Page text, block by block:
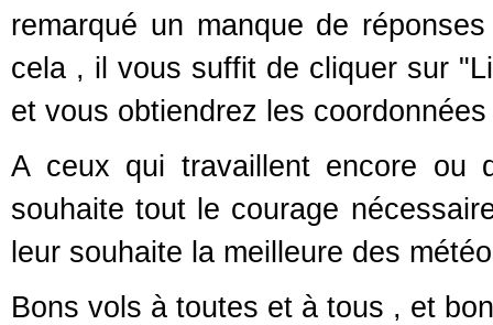
remarqué un manque de
cela , il vous suffit de cliquer sur
et vous obtiendrez les
A ceux qui travaillent encore
souhaite tout le courage
leur souhaite la meilleure des
Bons vols à toutes et à tous , et